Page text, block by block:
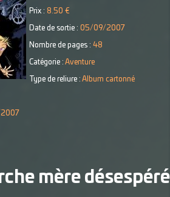
Prix : 8.50 €
Date de sortie : 05/09/2007
Nombre de pages : 48
Catégorie : Aventure
Type de reliure : Album cartonné
mère